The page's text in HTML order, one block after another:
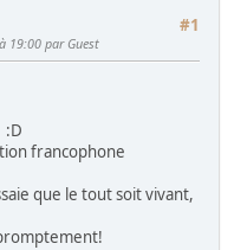
#1
19:00 par Guest
:D
francophone
que le tout soit vivant,